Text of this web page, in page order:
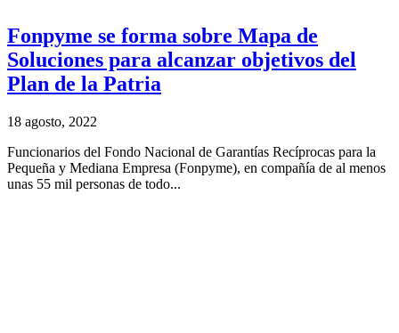
Fonpyme se forma sobre Mapa de
Soluciones para alcanzar objetivos del
Plan de la Patria
18 agosto, 2022
Funcionarios del Fondo Nacional de Garantías Recíprocas para la
Pequeña y Mediana Empresa (Fonpyme), en compañía de al menos
unas 55 mil personas de todo...